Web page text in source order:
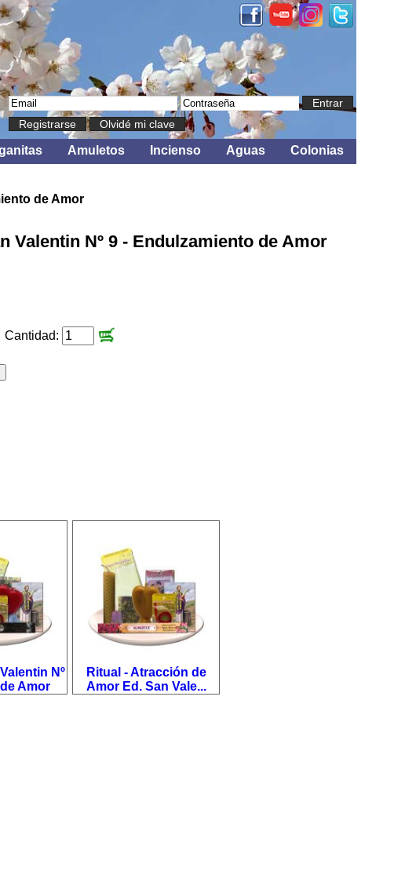
Entrar
Registrarse
Olvidé mi clave
Amuletos Incienso Aguas Colonias
de Amor
Valentin Nº 9 - Endulzamiento de Amor
Cantidad:
Nº
Amor
Ritual - Atracción de
Amor Ed. San Vale...